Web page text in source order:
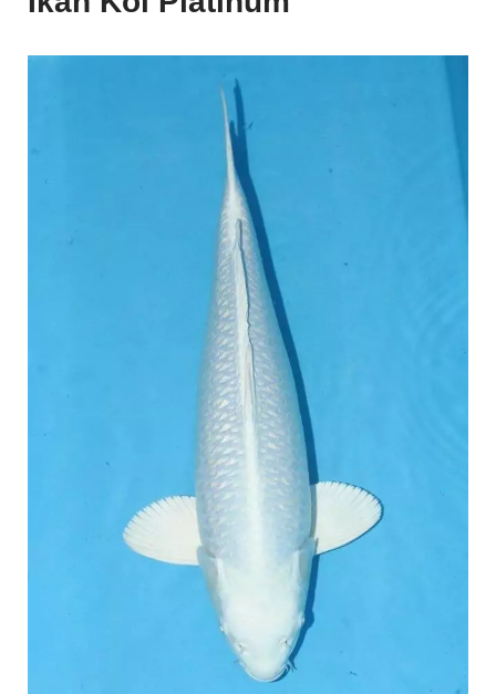
Warna: Ikan Koi platinum memiliki warna tubuh yang putih